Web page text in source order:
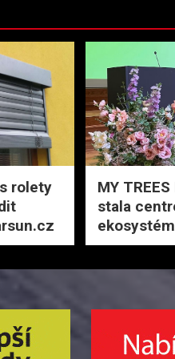
rolety
MY
stala